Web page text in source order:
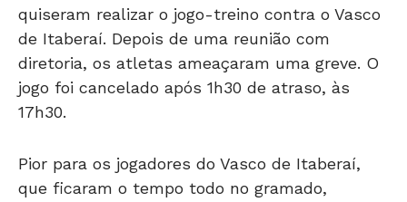
quiseram realizar o jogo-treino contra o Vasco
de Itaberaí. Depois de uma reunião com
diretoria, os atletas ameaçaram uma greve. O
jogo foi cancelado após 1h30 de atraso, às
17h30.
Pior para os jogadores do Vasco de Itaberaí,
que ficaram o tempo todo no gramado,